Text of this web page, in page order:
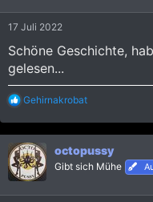
n
:
17 Juli 2022
Schöne Geschichte,
gelesen...
R
a
k
t
i
o
Gehirnakrobat
octopussy
Gibt sich Mühe